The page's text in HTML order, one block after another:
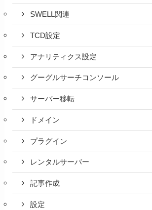
SWELL関連
TCD設定
アナリティクス設定
グーグルサーチコンソール
サーバー移転
ドメイン
プラグイン
レンタルサーバー
記事作成
設定